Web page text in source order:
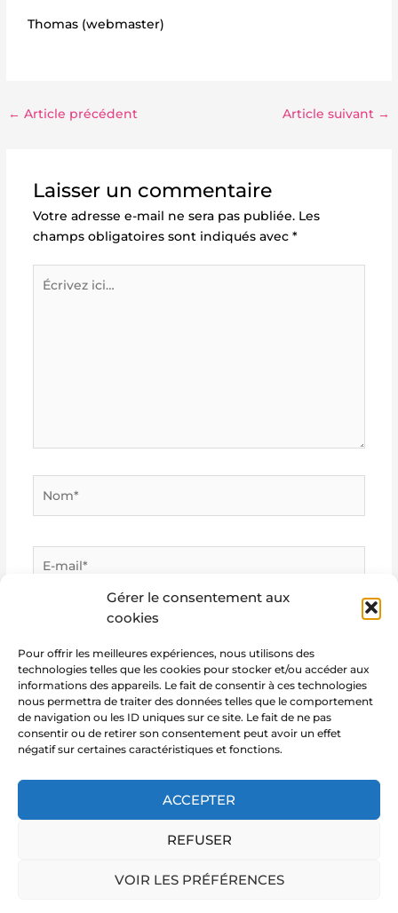
Gérer le consentement aux
cookies
Pour offrir les meilleures expériences, nous utilisons des
technologies telles que les cookies pour stocker et/ou accéder aux
informations des appareils. Le fait de consentir à ces technologies
nous permettra de traiter des données telles que le comportement
de navigation ou les ID uniques sur ce site. Le fait de ne pas
consentir ou de retirer son consentement peut avoir un effet
négatif sur certaines caractéristiques et fonctions.
ACCEPTER
REFUSER
VOIR LES PRÉFÉRENCES
Thomas (webmaster)
← Article précédent Article suivant →
Laisser un commentaire
Votre adresse e-mail ne sera pas publiée. Les
champs obligatoires sont indiqués avec *
ici…
mail*